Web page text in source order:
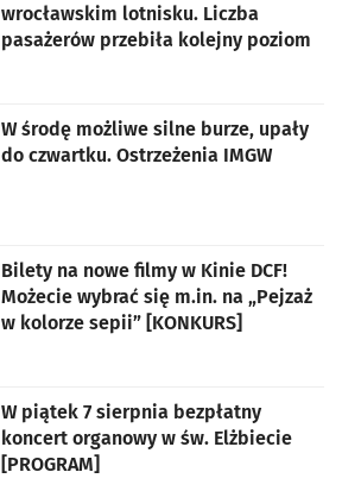
wrocławskim lotnisku. Liczba
pasażerów przebiła kolejny poziom
W środę możliwe silne burze, upały
do czwartku. Ostrzeżenia IMGW
Bilety na nowe filmy w Kinie DCF!
Możecie wybrać się m.in. na „Pejzaż
w kolorze sepii” [KONKURS]
W piątek 7 sierpnia bezpłatny
koncert organowy w św. Elżbiecie
[PROGRAM]